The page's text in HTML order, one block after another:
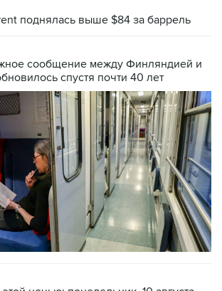
поднялась выше $84 за баррель
сообщение между Финляндией и
спустя почти 40 лет